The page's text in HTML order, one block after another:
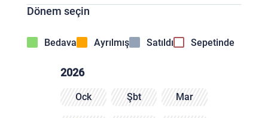
Dönem seçin
Bedava Ayrılmış Satıldı Sepetinde
2026
Ock Şbt Mar